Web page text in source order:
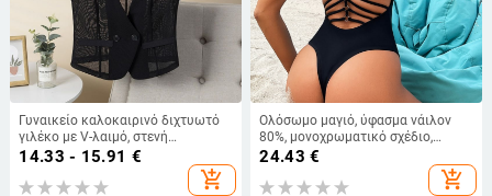
Γυναικείο καλοκαιρινό διχτυωτό
γιλέκο με V-λαιμό, στενή
εφαρμογή, κοντή γραμμή για
14.33 - 15.91 €
add_shopping_cart
Ολόσωμο μαγιό, ύφασμα νάιλον
80%, μονοχρωματικό σχέδιο,
επένδυση από πολυεστέρα με
σπαντέξ, με επενδύσεις για το
στήθος
24.43 €
add_shopping_cart